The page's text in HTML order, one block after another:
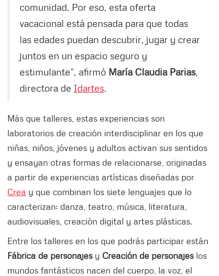
comunidad. Por eso, esta oferta
vacacional está pensada para que todas
las edades puedan descubrir, jugar y crear
juntos en un espacio seguro y
estimulante”, afirmó María Claudia Parias
directora de Idartes.
Más que talleres, estas experiencias son
laboratorios de creación interdisciplinar en los que
niñas, niños, jóvenes y adultos activan sus sentidos
y ensayan otras formas de relacionarse, originadas
a partir de experiencias artísticas diseñadas por
Crea y que combinan los siete lenguajes que lo
caracterizan: danza, teatro, música, literatura,
audiovisuales, creación digital y artes plásticas.
Entre los talleres en los que podrás participar están
Fábrica de personajesy Creación de personajeslos
mundos fantásticos nacen del cuerpo, la voz, el